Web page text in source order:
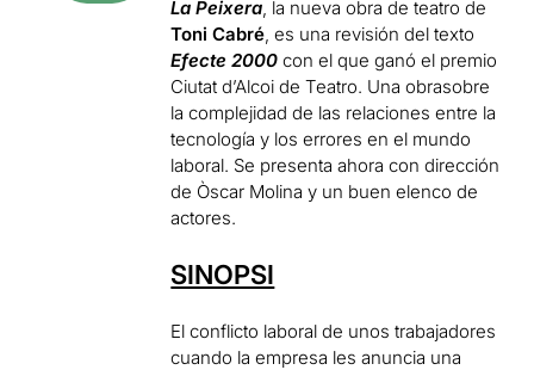
La Peixera , la nueva obra de teatro de
Toni Cabré , es una revisión del texto
Efecte 2000 con el que ganó el premio
Ciutat d’Alcoi de Teatro. Una obrasobre
la complejidad de las relaciones entre la
tecnología y los errores en el mundo
laboral. Se presenta ahora con dirección
de Òscar Molina y un buen elenco de
actores.
SINOPSI
El conflicto laboral de unos trabajadores
cuando la empresa les anuncia una